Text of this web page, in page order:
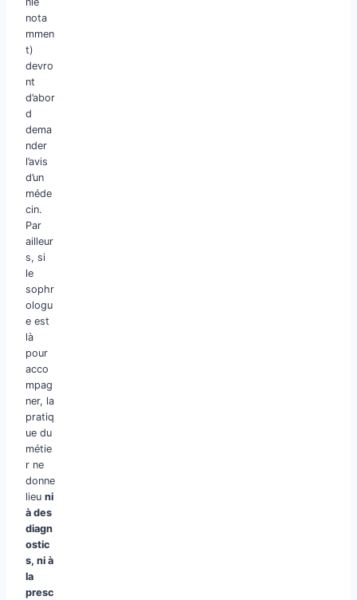
nota
mmen
t)
devro
nt
d’abor
d
dema
nder
l’avis
d’un
méde
cin.
Par
ailleur
s, si
le
sophr
ologu
e est
là
pour
acco
mpag
ner, la
pratiq
ue du
métie
r ne
donne
lieu ni
à des
diagn
ostic
s, ni à
la
presc